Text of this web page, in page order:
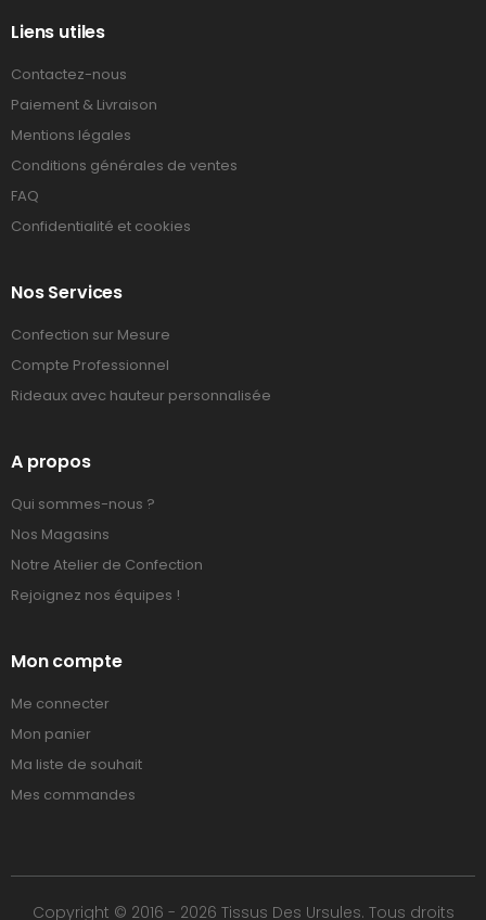
Liens utiles
Contactez-nous
Paiement & Livraison
Mentions légales
Conditions générales de ventes
FAQ
Confidentialité et cookies
Nos Services
Confection sur Mesure
Compte Professionnel
Rideaux avec hauteur personnalisée
A propos
Qui sommes-nous ?
Nos Magasins
Notre Atelier de Confection
Rejoignez nos équipes !
Mon compte
Me connecter
Mon panier
Ma liste de souhait
Mes commandes
Copyright © 2016 - 2026 Tissus Des Ursules. Tous droits